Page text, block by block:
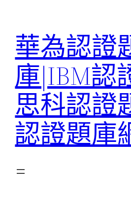
華為認證
庫|IBM認
思科認證
認證題庫